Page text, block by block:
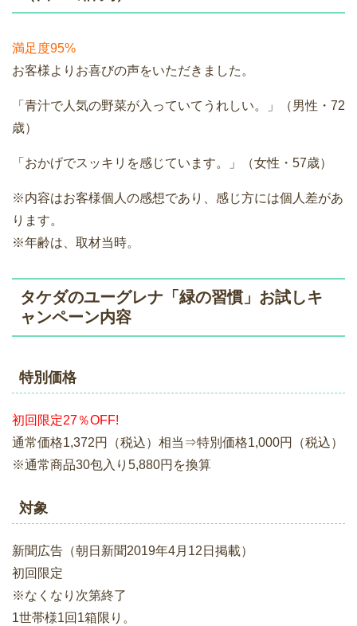
満足度95%
お客様よりお喜びの声をいただきました。
「青汁で人気の野菜が入っていてうれしい。」（男性・72
歳）
「おかげでスッキリを感じています。」（女性・57歳）
※内容はお客様個人の感想であり、感じ方には個人差があ
ります。
※年齢は、取材当時。
タケダのユーグレナ「緑の習慣」お試しキ
ャンペーン内容
特別価格
初回限定27％OFF!
通常価格1,372円（税込）相当⇒特別価格1,000円（税込）
※通常商品30包入り5,880円を換算
対象
新聞広告（朝日新聞2019年4月12日掲載）
初回限定
※なくなり次第終了
1世帯様1回1箱限り。